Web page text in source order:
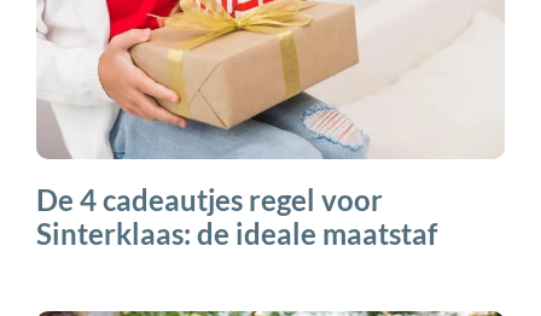
De 4 cadeautjes regel voor
Sinterklaas: de ideale maatstaf